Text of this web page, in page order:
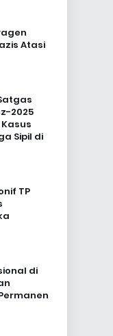
Atasi
2025
Sipil di
TP
di